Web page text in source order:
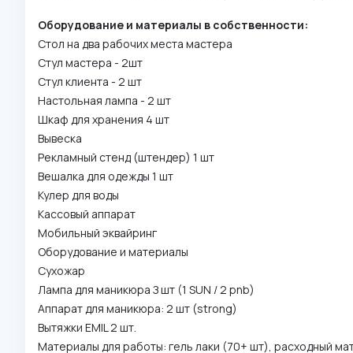
Оборудование и материалы в собственности:
Стол на два рабочих места мастера
Стул мастера - 2шт
Стул клиента - 2 шт
Настольная лампа - 2 шт
Шкаф для хранения 4 шт
Вывеска
Рекламный стенд (штендер) 1 шт
Вешалка для одежды 1 шт
Кулер для воды
Кассовый аппарат
Мобильный эквайринг
Оборудование и материалы
Сухожар
Лампа для маникюра З шт (1 SUN / 2 pnb)
Аппарат для маникюра: 2 шт (strong)
Вытяжки EMIL 2 шт.
Материалы для работы: гель лаки (70+ шт), расходный